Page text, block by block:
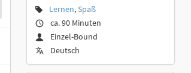
Lernen,Spaß
ca. 90 Minuten
Einzel-Bound
Deutsch